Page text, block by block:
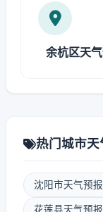
余杭区天
热门城市天
沈阳市天气预报
花莲县天气预报